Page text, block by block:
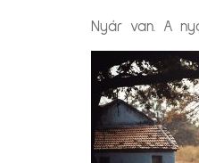
Nyár van. A